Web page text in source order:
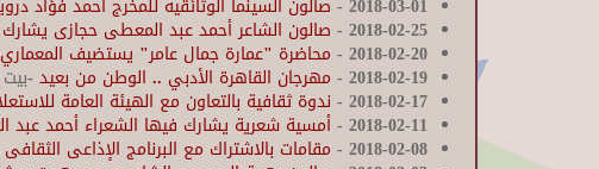
2018-03-01
- صالون السينما الوثائقيه للمخرج أحمد فؤاد
2018-02-25
- صالون الشاعر أحمد عبد المعطى حجازى
2018-02-20
- محاضرة "عمارة جمال عامر" يستضيف
2018-02-19
- مهرجان القاهرة الأدبي .. الوطن من بعيد -
2018-02-17
- ندوة ثقافية بالتعاون مع الهيئة العامة
2018-02-11
-أمسية شعرية يشارك فيها الشعراء أحمد
2018-02-08
- مقامات بالاشتراك مع البرنامج الإذاعى